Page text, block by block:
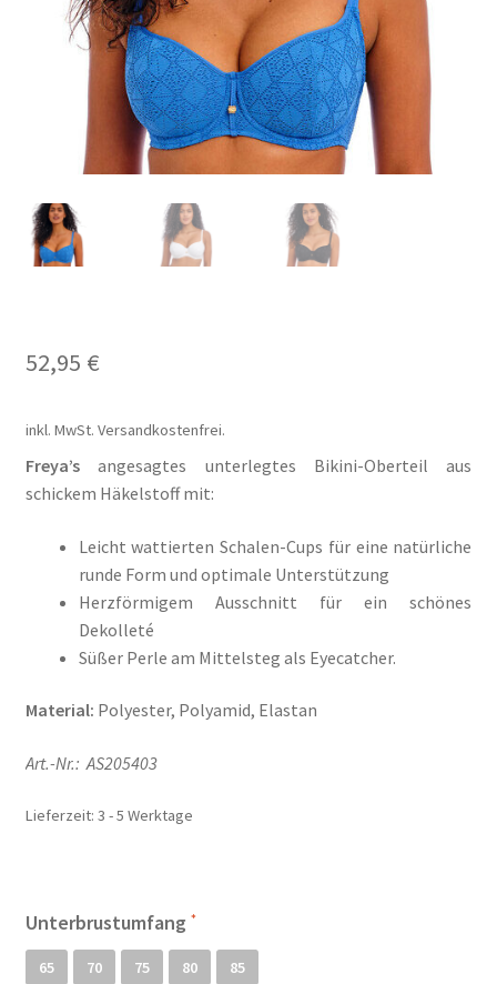
Carrello
Checkout
Cookie-Richtlinie
Echtheit von Bewertungen
Forma de pagamento
Il mio conto
Impresso
Impressum
Kasse
52,95 €
inkl. MwSt. Versandkostenfrei.
Freya’sangesagtes unterlegtes Bikini-Oberteil aus
schickem Häkelstoff mit:
Leicht wattierten Schalen-Cups für eine natürliche
runde Form und optimale Unterstützung
Herzförmigem Ausschnitt für ein schönes
Dekolleté
Süßer Perle am Mittelsteg als Eyecatcher.
Material: Polyester, Polyamid, Elastan
Art.-Nr.: AS205403
Lieferzeit: 3 - 5 Werktage
Unterbrustumfang
65 70 75 80 85